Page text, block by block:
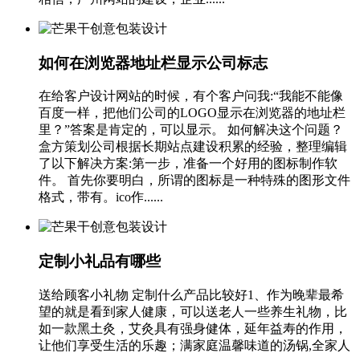
如何在浏览器地址栏显示公司标志
在给客户设计网站的时候，有个客户问我:“我能不能像
百度一样，把他们公司的LOGO显示在浏览器的地址栏
里？”答案是肯定的，可以显示。 如何解决这个问题？
盒方策划公司根据长期站点建设积累的经验，整理编辑
了以下解决方案:第一步，准备一个好用的图标制作软
件。 首先你要明白，所谓的图标是一种特殊的图形文件
格式，带有。ico作......
定制小礼品有哪些
送给顾客小礼物 定制什么产品比较好1、作为晚辈最希
望的就是看到家人健康，可以送老人一些养生礼物，比
如一款黑土灸，艾灸具有强身健体，延年益寿的作用，
让他们享受生活的乐趣；满家庭温馨味道的汤锅,全家人